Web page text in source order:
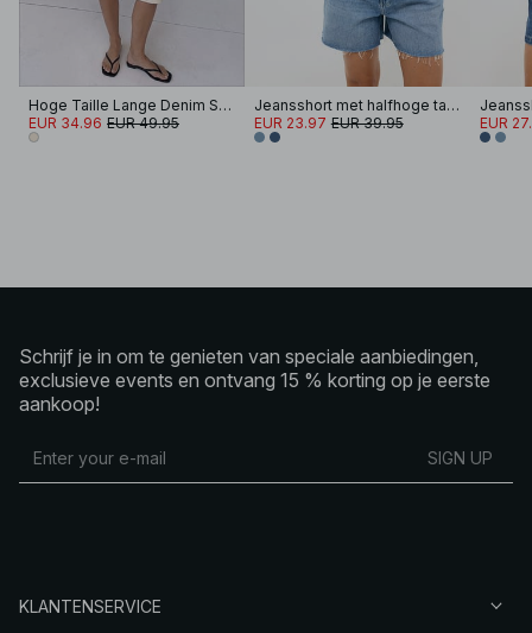
Hoge Taille Lange Denim Shorts
EUR 34.96 EUR 49.95
Jeansshort met halfhoge taille
EUR 23.97 EUR 39.95 EUR
Schrijf je in om te genieten van speciale aanbiedingen,
exclusieve events en ontvang 15 % korting op je eerste
aankoop!
SIGN UP
KLANTENSERVICE